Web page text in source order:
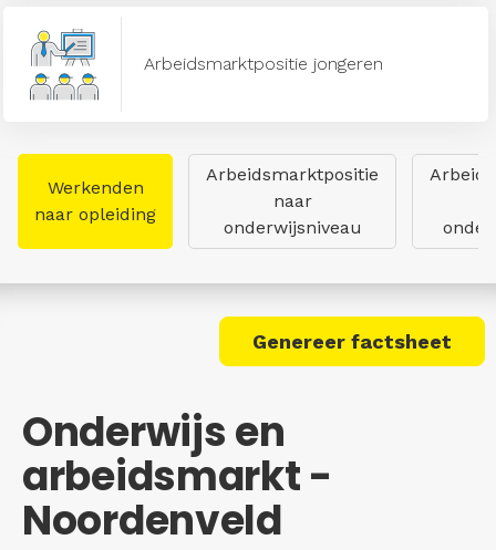
Arbeidsmarktpositie jongeren
Werkenden
naar opleiding
Arbeidsmarktpositie
naar
onderwijsniveau
Genereer factsheet
Onderwijs en
arbeidsmarkt -
Noordenveld